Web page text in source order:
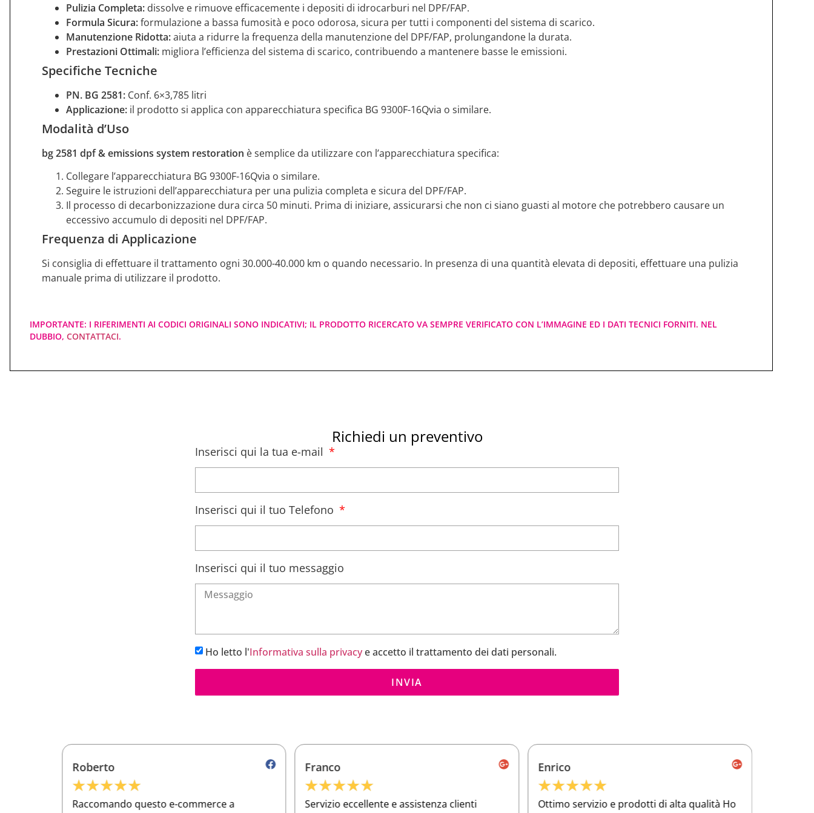
Pulizia Completa: dissolve e rimuove efficacemente i depositi di idrocarburi nel DPF/FAP.
Formula Sicura:formulazione a bassa fumosità e poco odorosa, sicura per tutti i componenti del sistema di scarico.
Manutenzione Ridotta:aiuta a ridurre la frequenza della manutenzione del DPF/FAP, prolungandone la durata.
Prestazioni Ottimali: migliora l’efficienza del sistema di scarico, contribuendo a mantenere basse le emissioni.
Specifiche Tecniche
PN. BG 2581: Conf. 6×3,785 litri
Applicazione: il prodotto si applica con apparecchiatura specifica BG 9300F-16Qvia o similare.
Modalità d’Uso
bg 2581 dpf & emissions system restoration è semplice da utilizzare con l’apparecchiatura specifica:
Collegare l’apparecchiatura BG 9300F-16Qvia o similare.
Seguire le istruzioni dell’apparecchiatura per una pulizia completa e sicura del DPF/FAP.
Il processo di decarbonizzazione dura circa 50 minuti. Prima di iniziare, assicurarsi che non ci siano guasti al motore che potrebbero causare un
eccessivo accumulo di depositi nel DPF/FAP.
Frequenza di Applicazione
Si consiglia di effettuare il trattamento ogni 30.000-40.000 km o quando necessario. In presenza di una quantità elevata di depositi, effettuare una pulizia
manuale prima di utilizzare il prodotto.
IMPORTANTE: I RIFERIMENTI AI CODICI ORIGINALI SONO INDICATIVI; IL PRODOTTO RICERCATO VA SEMPRE VERIFICATO CON L’IMMAGINE ED I DATI TECNICI FORNITI. NEL
DUBBIO, CONTATTACI.
Richiedi un preventivo
Inserisci qui la tua e-mail
Inserisci qui il tuo Telefono
Inserisci qui il tuo messaggio
Ho letto l'Informativa sulla privacye accetto il trattamento dei dati personali.
INVIA
Roberto
★★★★★
Raccomando questo e-commerce a
Franco
★★★★★
Servizio eccellente e assistenza clienti
Enrico
★★★★★
Ottimo servizio e prodotti di alta qualità Ho